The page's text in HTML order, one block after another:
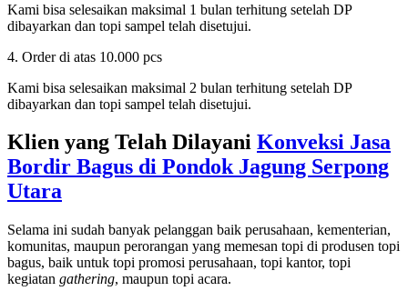
Kami bisa selesaikan maksimal 1 bulan terhitung setelah DP
dibayarkan dan topi sampel telah disetujui.
4. Order di atas 10.000 pcs
Kami bisa selesaikan maksimal 2 bulan terhitung setelah DP
dibayarkan dan topi sampel telah disetujui.
Klien yang Telah Dilayani Konveksi Jasa
Bordir Bagus di Pondok Jagung Serpong
Utara
Selama ini sudah banyak pelanggan baik perusahaan, kementerian,
komunitas, maupun perorangan yang memesan topi di produsen topi
bagus, baik untuk topi promosi perusahaan, topi kantor, topi
kegiatan gathering, maupun topi acara.